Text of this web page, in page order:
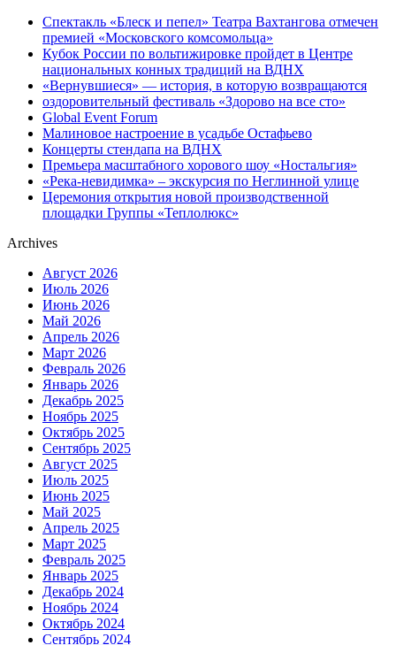
Спектакль «Блеск и пепел» Театра Вахтангова отмечен
премией «Московского комсомольца»
Кубок России по вольтижировке пройдет в Центре
национальных конных традиций на ВДНХ
«Вернувшиеся» — история, в которую возвращаются
оздоровительный фестиваль «Здорово на все сто»
Global Event Forum
Малиновое настроение в усадьбе Остафьево
Концерты стендапа на ВДНХ
Премьера масштабного хорового шоу «Ностальгия»
«Река-невидимка» – экскурсия по Неглинной улице
Церемония открытия новой производственной
площадки Группы «Теплолюкс»
Archives
Август 2026
Июль 2026
Июнь 2026
Май 2026
Апрель 2026
Март 2026
Февраль 2026
Январь 2026
Декабрь 2025
Ноябрь 2025
Октябрь 2025
Сентябрь 2025
Август 2025
Июль 2025
Июнь 2025
Май 2025
Апрель 2025
Март 2025
Февраль 2025
Январь 2025
Декабрь 2024
Ноябрь 2024
Октябрь 2024
Сентябрь 2024